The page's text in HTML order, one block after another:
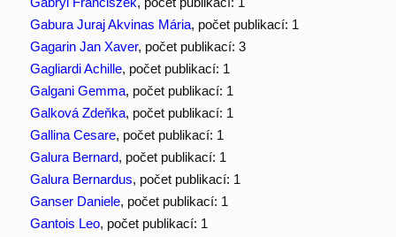
Gabura Juraj Akvinas Mária, počet publikací: 1
Gagarin Jan Xaver, počet publikací: 3
Gagliardi Achille, počet publikací: 1
Galgani Gemma, počet publikací: 1
Galková Zdeňka, počet publikací: 1
Gallina Cesare, počet publikací: 1
Galura Bernard, počet publikací: 1
Galura Bernardus, počet publikací: 1
Ganser Daniele, počet publikací: 1
Gantois Leo, počet publikací: 1